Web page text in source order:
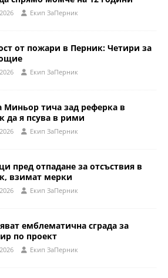
Eкип ЗаПерник
от пожари в Перник: Четири за
Eкип ЗаПерник
Миньор тича зад реферка в
да я псува в рими
Eкип ЗаПерник
пред отпадане за отсъствия в
взимат мерки
Eкип ЗаПерник
емблематична сграда за
по проект
Eкип ЗаПерник